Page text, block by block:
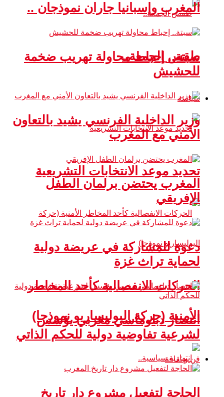
طقس الجمعة..
سياسة
تحديد موعد الانتخابات التشريعية
الحركات الانفصالية كأحد المخاطر
الأمنية (حركة البوليساريو نموذجا)
المغرب وإسبانيا جاران نموذجان ..
سبتة.. إحباط محاولة تهريب ضخمة
للحشيش
وزير الداخلية الفرنسي يشيد بالتعاون
الأمني مع المغرب
المغرب يحتضن برلمان الطفل
الإفريقي
دعوة للمشاركة في عريضة دولية
لحماية تراث غزة
انتصار دبلوماسي مغربي يؤسس
لشرعية تفاوضية دولية للحكم الذاتي
فن و ثقافة
الحاجة لتفعيل مشروع دار تاريخ